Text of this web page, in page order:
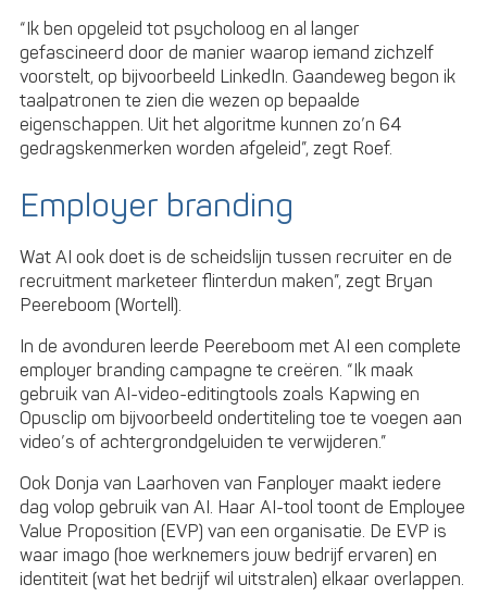
“Ik ben opgeleid tot psycholoog en al langer
gefascineerd door de manier waarop iemand zichzelf
voorstelt, op bijvoorbeeld LinkedIn. Gaandeweg begon ik
taalpatronen te zien die wezen op bepaalde
eigenschappen. Uit het algoritme kunnen zo’n 64
gedragskenmerken worden afgeleid”, zegt Roef.
Employer branding
Wat AI ook doet is de scheidslijn tussen recruiter en de
recruitment marketeer flinterdun maken”, zegt Bryan
Peereboom (Wortell).
In de avonduren leerde Peereboom met AI een complete
employer branding campagne te creëren. “Ik maak
gebruik van AI-video-editingtools zoals Kapwing en
Opusclip om bijvoorbeeld ondertiteling toe te voegen aan
video’s of achtergrondgeluiden te verwijderen.”
Ook Donja van Laarhoven van Fanployer maakt iedere
dag volop gebruik van AI. Haar AI-tool toont de Employee
Value Proposition (EVP) van een organisatie. De EVP is
waar imago (hoe werknemers jouw bedrijf ervaren) en
identiteit (wat het bedrijf wil uitstralen) elkaar overlappen.